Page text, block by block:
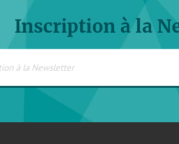
Inscription à la